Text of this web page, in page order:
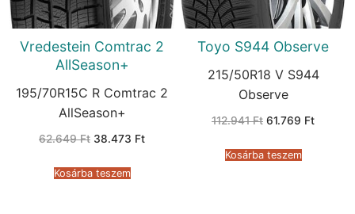
Vredestein Comtrac 2
AllSeason+
195/70R15C R Comtrac 2
AllSeason+
62.649Ft Original
62.649 Ft.
38.473 FtCurrent
Kosárba teszem
Toyo S944 Observe
215/50R18 V S944
Observe
112.941Ft Original
112.941 Ft.
61.769 FtCurrent
Kosárba teszem